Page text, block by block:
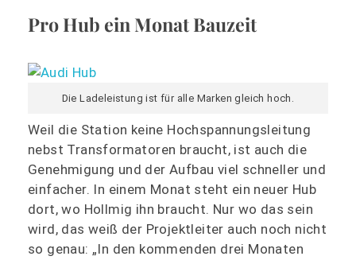
Pro Hub ein Monat Bauzeit
Die Ladeleistung ist für alle Marken gleich hoch.
Weil die Station keine Hochspannungsleitung
nebst Transformatoren braucht, ist auch die
Genehmigung und der Aufbau viel schneller und
einfacher. In einem Monat steht ein neuer Hub
dort, wo Hollmig ihn braucht. Nur wo das sein
wird, das weiß der Projektleiter auch noch nicht
so genau: „In den kommenden drei Monaten